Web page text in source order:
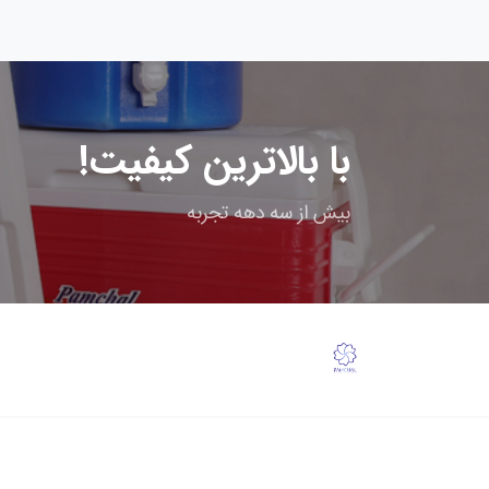
با بالاترین کیفیت!
بیش از سه دهه تجربه